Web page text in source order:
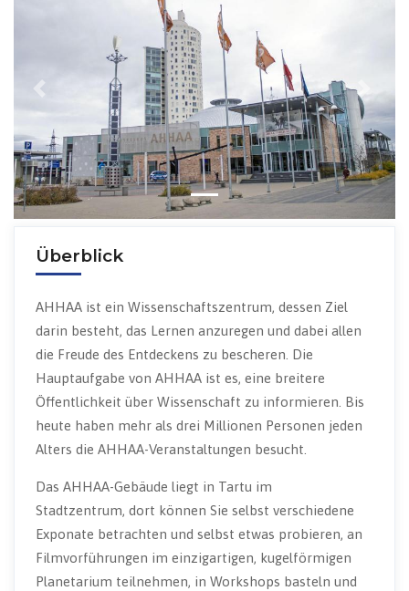
Previous Next
Überblick
AHHAA ist ein Wissenschaftszentrum, dessen Ziel
darin besteht, das Lernen anzuregen und dabei allen
die Freude des Entdeckens zu bescheren. Die
Hauptaufgabe von AHHAA ist es, eine breitere
Öffentlichkeit über Wissenschaft zu informieren. Bis
heute haben mehr als drei Millionen Personen jeden
Alters die AHHAA-Veranstaltungen besucht.
Das AHHAA-Gebäude liegt in Tartu im
Stadtzentrum, dort können Sie selbst verschiedene
Exponate betrachten und selbst etwas probieren, an
Filmvorführungen im einzigartigen, kugelförmigen
Planetarium teilnehmen, in Workshops basteln und